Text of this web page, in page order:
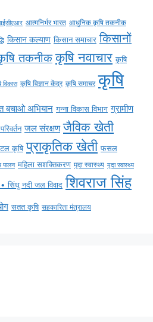
आत्मनिर्भर भारत आधुनिक कृषि तकनीक
किसान कल्याण किसान समाचार किसानों
तकनीक कृषि नवाचार कृषि
विकास कृषि विज्ञान केंद्र कृषि समाचर कृषि
बचाओ अभियान गन्ना विकास विभाग ग्रामीण
जल संरक्षण जैविक खेती
कृषि प्राकृतिक खेती फसल
पालन महिला सशक्तिकरण मृदा स्वास्थ्य मृदा स्वास्थ्य
सिंधु नदी जल विवाद शिवराज सिंह
सतत कृषि सहकारिता मंत्रालय